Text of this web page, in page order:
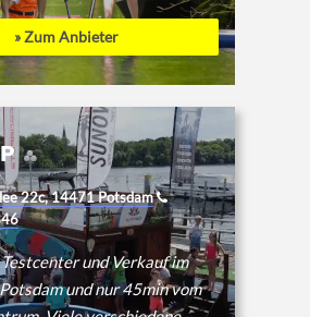
» Zum Anbieter
22c, 14471 Potsdam
Testcenter und Verkauf im
und nur 45min vom